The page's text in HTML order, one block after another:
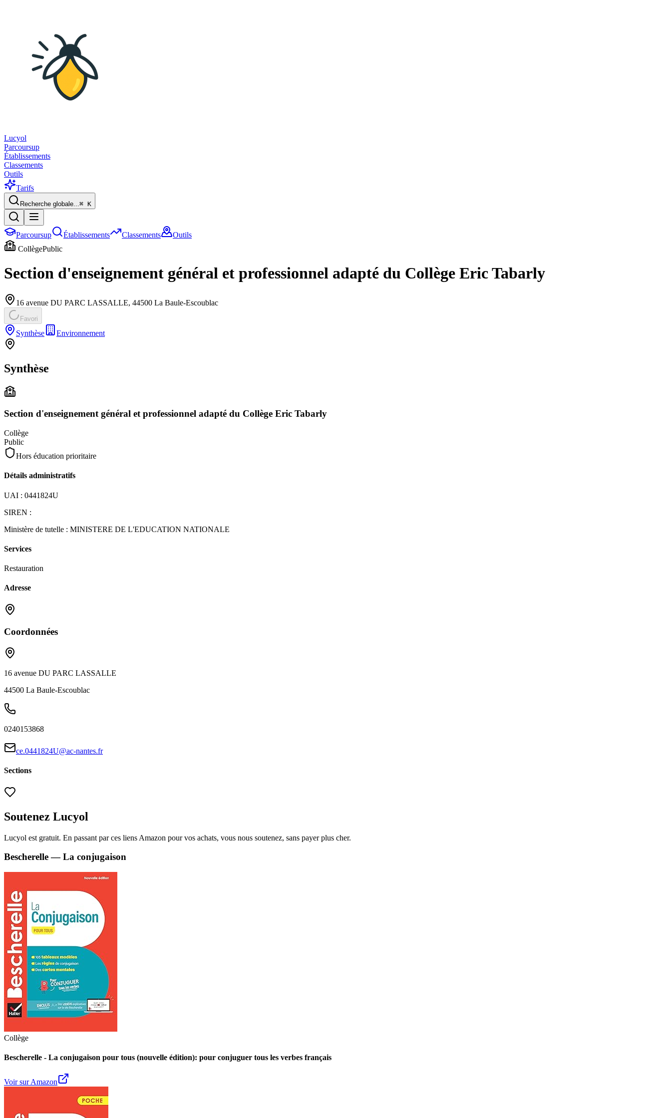
Lucyol
Parcoursup
Établissements
Classements
Outils
Tarifs
Recherche globale...⌘ K
Parcoursup Établissements Classements
Outils
CollègePublic
Section d'enseignement général et professionnel adapté du Collège Eric Tabarly
16 avenue DU PARC LASSALLE, 44500 La Baule-Escoublac
Favori
Synthèse Environnement
Synthèse
Section d'enseignement général et professionnel adapté du Collège Eric Tabarly
Collège
Public
Hors éducation prioritaire
Détails administratifs
UAI : 0441824U
SIREN :
Ministère de tutelle : MINISTERE DE L'EDUCATION NATIONALE
Services
Restauration
Adresse
Coordonnées
16 avenue DU PARC LASSALLE
44500 La Baule-Escoublac
0240153868
ce.0441824U@ac-nantes.fr
Sections
Soutenez Lucyol
Lucyol est gratuit. En passant par ces liens Amazon pour vos achats, vous nous soutenez, sans payer plus cher.
Bescherelle — La conjugaison
Collège
Bescherelle - La conjugaison pour tous (nouvelle édition): pour conjuguer tous les verbes français
Voir sur Amazon